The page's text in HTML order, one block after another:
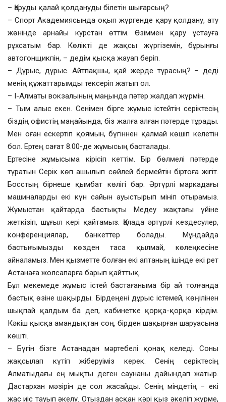
– Қаруды қалай қолдануды білетін шығарсың?
– Спорт Академиясында оқып жүргенде қару қолдану, ату
жөнінде арнайы курстан өттім. Өзіммен қару ұстауға
рұхсатым бар. Көлікті де жақсы жүргіземін, бұрынғы
автогонщикпін, – дедім қысқа жауап беріп.
– Дұрыс, дұрыс. Айтпақшы, қай жерде тұрасың? – деді
менің құжаттарымды тексеріп жатып ол.
– І-Алматы вокзалының маңында пәтер жалдап жүрмін.
– Тым алыс екен. Сенімен бірге жұмыс істейтін серіктесің
біздің офистің маңайында, біз жалға алған пәтерде тұрады.
Мен оған ескертіп қоямын, бүгіннен қалмай көшіп келетін
бол. Ертең сағат 8.00-де жұмысың басталады.
Ертесіне жұмысыма кірісіп кеттім. Бір бөлмелі пәтерде
тұратын Серік көп ашылып сөйлей бермейтін біртоға жігіт.
Босстың бірнеше қымбат көлігі бар. Әртүрлі маркадағы
машиналарды екі күн сайын ауыстырып мініп отырамыз.
Жұмыстан қайтарда бастықты Медеу жақтағы үйіне
жеткізіп, шұғыл кері қайтамыз. Қалада әртүрлі кездесулер,
конференциялар, банкеттер болады. Мұндайда
бастығымызды көзден таса қылмай, көлеңкесіне
айналамыз. Мен қызметте болған екі аптаның ішінде екі рет
Астанаға жолсапарға барып қайттық.
Бұл мекемеде жұмыс істей бастағаныма бір ай толғанда
бастық өзіне шақырды. Бірдеңені дұрыс істемей, көңілінен
шықпай қалдым ба деп, кабинетке қорқа-қорқа кірдім.
Кәкіш қысқа амандықтан соң, бірден шақырған шаруасына
көшті.
– Бүгін бізге Астанадан мәртебелі қонақ келеді. Соны
жақсылап күтіп жіберуіміз керек. Сенің серіктесің
Алматыдағы ең мықты деген саунаны дайындап жатыр.
Дастархан мәзірін де сол жасайды. Сенің міндетің – екі
жас иіс тауып әкелу. Отыздан асқан кәрі қыз әкеліп жүрме,